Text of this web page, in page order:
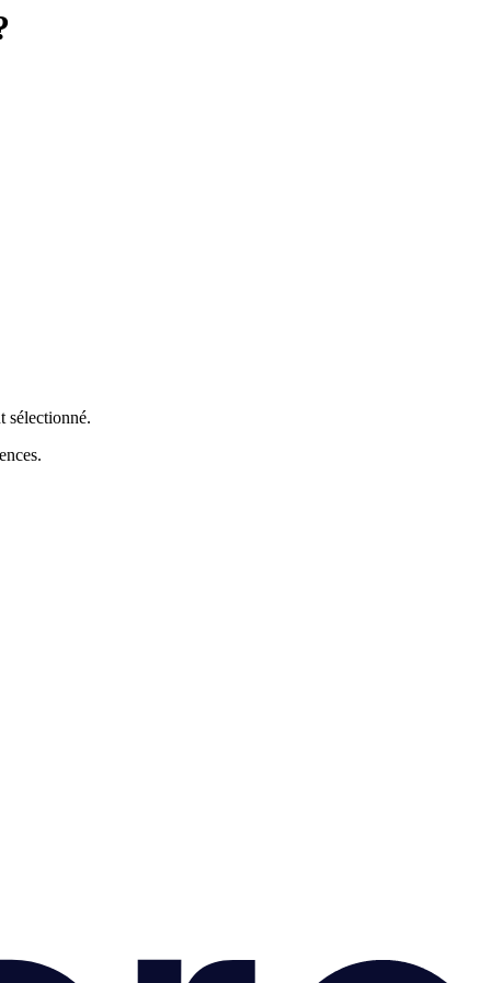
sélectionné.